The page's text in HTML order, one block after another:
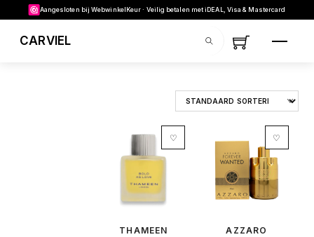
Aangesloten bij WebwinkelKeur · Veilig betalen met iDEAL, Visa & Mastercard
CARVIEL SEARCH
THAMEEN
♡
AZZARO
♡